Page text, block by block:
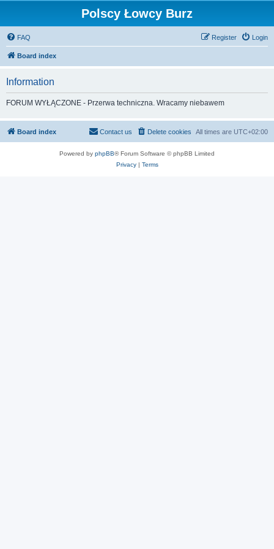
Polscy Łowcy Burz
FAQ Login
Register
Board index
Information
FORUM WYŁĄCZONE - Przerwa techniczna. Wracamy niebawem
Board index All times are UTC+02:00
Delete cookies
Contact us
Powered by phpBB® Forum Software © phpBB Limited
Privacy| Terms